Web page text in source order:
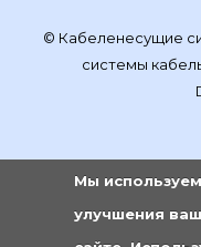
© Кабеленесущие
системы
Мы
улучшения